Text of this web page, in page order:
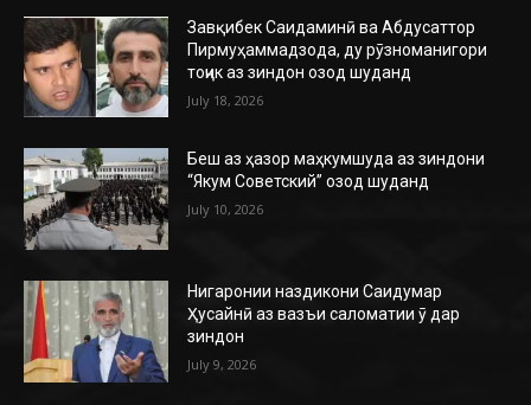
Завқибек Саидаминӣ ва Абдусаттор
Пирмуҳаммадзода, ду рӯзноманигори
тоҷик аз зиндон озод шуданд
July 18, 2026
Беш аз ҳазор маҳкумшуда аз зиндони
“Якум Советский” озод шуданд
July 10, 2026
Нигаронии наздикони Саидумар
Ҳусайнӣ аз вазъи саломатии ӯ дар
зиндон
July 9, 2026